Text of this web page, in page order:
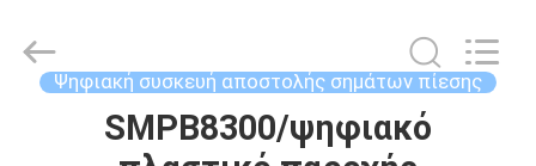
Export
Co.,Ltd..
Ψηφιακή συσκευή αποστολής σημάτων πίεσης
SMPB8300/ψηφιακό